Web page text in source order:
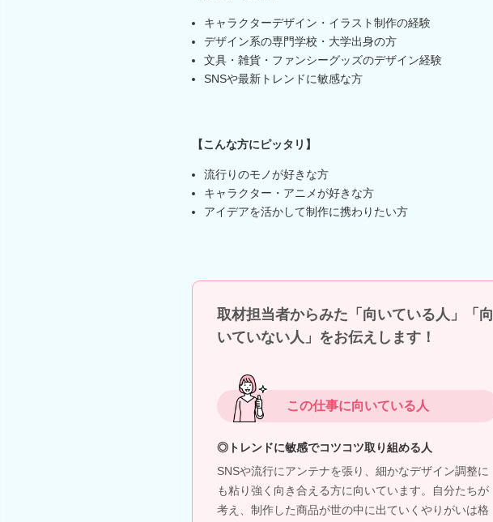
キャラクターデザイン・イラスト制作の経験
デザイン系の専門学校・大学出身の方
文具・雑貨・ファンシーグッズのデザイン経験
SNSや最新トレンドに敏感な方
【こんな方にピッタリ】
流行りのモノが好きな方
キャラクター・アニメが好きな方
アイデアを活かして制作に携わりたい方
取材担当者からみた「向いている人」「向
いていない人」をお伝えします！
この仕事に向いている人
◎トレンドに敏感でコツコツ取り組める人
SNSや流行にアンテナを張り、細かなデザイン調整に
も粘り強く向き合える方に向いています。自分たちが
考え、制作した商品が世の中に出ていくやりがいは格